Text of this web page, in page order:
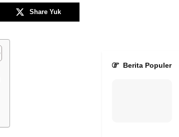
Share Yuk
Berita Populer